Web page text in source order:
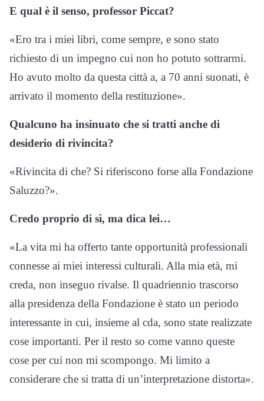
E qual è il senso, professor Piccat?
«Ero tra i miei libri, come sempre, e sono stato
richiesto di un impegno cui non ho potuto sottrarmi.
Ho avuto molto da questa città a, a 70 anni suonati, è
arrivato il momento della restituzione».
Qualcuno ha insinuato che si tratti anche di
desiderio di rivincita?
«Rivincita di che? Si riferiscono forse alla Fondazione
Saluzzo?».
Credo proprio di sì, ma dica lei…
«La vita mi ha offerto tante opportunità professionali
connesse ai miei interessi culturali. Alla mia età, mi
creda, non inseguo rivalse. Il quadriennio trascorso
alla presidenza della Fondazione è stato un periodo
interessante in cui, insieme al cda, sono state realizzate
cose importanti. Per il resto so come vanno queste
cose per cui non mi scompongo. Mi limito a
considerare che si tratta di un’interpretazione distorta».